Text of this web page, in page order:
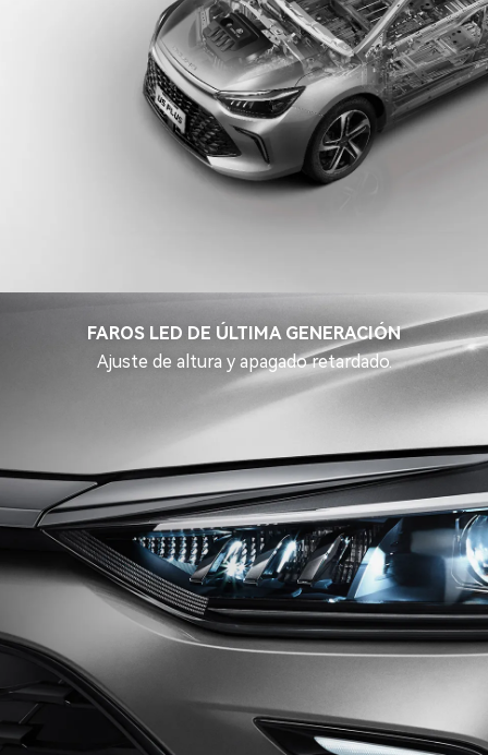
FAROS LED DE ÚLTIMA GENERACIÓN
Ajuste de altura y apagado retardado.